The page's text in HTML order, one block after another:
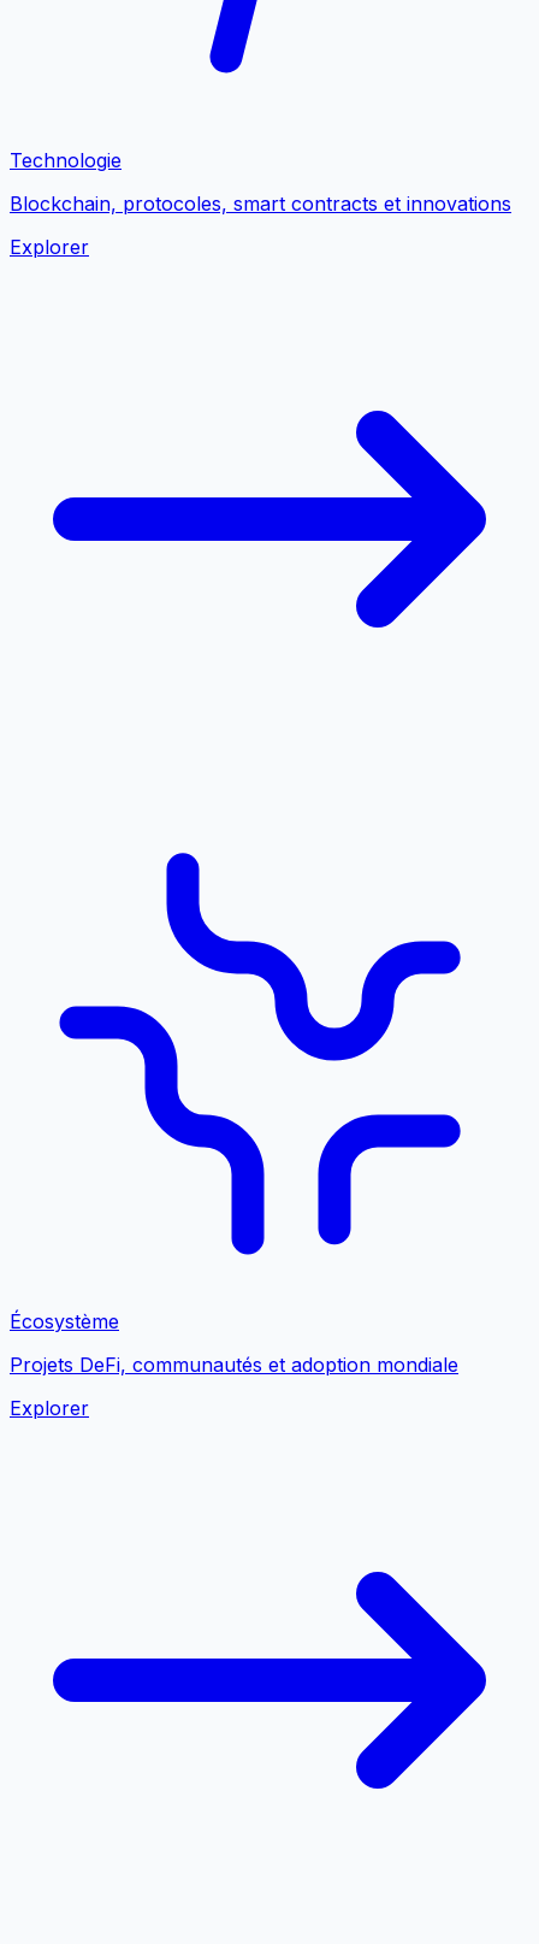
Technologie
Blockchain, protocoles, smart contracts et innovations
Explorer
Écosystème
Projets DeFi, communautés et adoption mondiale
Explorer